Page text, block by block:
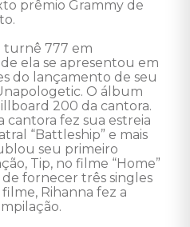
prêmio Grammy de
turnê 777 em
ela se apresentou em
do lançamento de seu
O álbum
200 da cantora.
cantora fez sua estreia
“Battleship” e mais
seu primeiro
Tip, no filme “Home”
fornecer três singles
Rihanna fez a